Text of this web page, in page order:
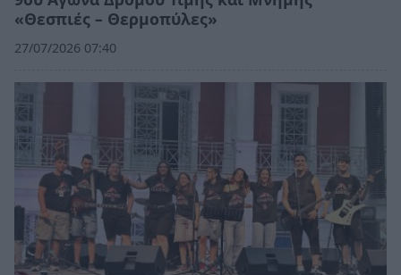
«Θεσπιές – Θερμοπύλες»
27/07/2026 07:40